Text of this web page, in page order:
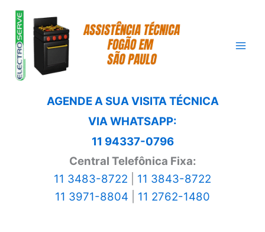
para
conteúdo
AGENDE A SUA VISITA TÉCNICA
VIA WHATSAPP:
11 94337-0796
Central Telefônica Fixa:
11 3483-8722
11 3843-8722
11 3971-8804
11 2762-1480